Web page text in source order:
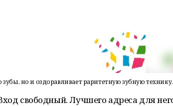
но и оздоравливает раритетную зубную технику.
свободный. Лучшего адреса для